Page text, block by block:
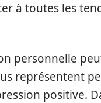
à toutes les
personnelle
représentent
positive.